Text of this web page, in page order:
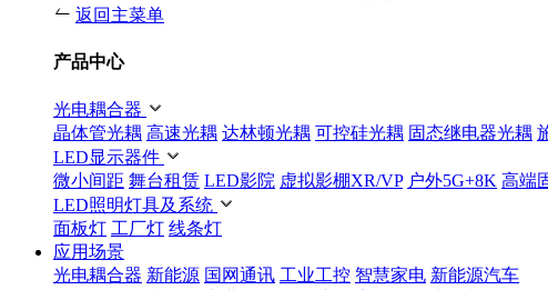
返回主菜单
产品中心
光电耦合器
晶体管光耦 高速光耦 达林顿光耦 可控硅光耦 固态继电器光耦
LED显示器件
微小间距 舞台租赁 LED影院 虚拟影棚XR/VP 户外5G+8K 高端
LED照明灯具及系统
面板灯 工厂灯 线条灯
应用场景
光电耦合器 新能源 国网通讯 工业工控 智慧家电 新能源汽车